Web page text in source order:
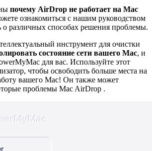
почему AirDrop не работает на Mac
ознакомиться с нашим руководством
различных способах решения проблемы.
инструмент для очистки
состояние сети вашего Mac, и
для вас. Используйте этот
чтобы освободить больше места на
вашего Mac! Он также может
проблемы Mac AirDrop .